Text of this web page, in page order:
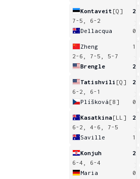
Kontaveit [Q]
2
7-5, 6-2
Dellacqua
0
Zheng
1
2-6, 7-5, 5-7
Brengle
2
Tatishvili [Q]
2
6-2, 6-1
Plíšková [8] 0
Kasatkina[LL]
2
6-2, 4-6, 7-5
Saville
1
Konjuh
2
6-4, 6-4
Maria
0